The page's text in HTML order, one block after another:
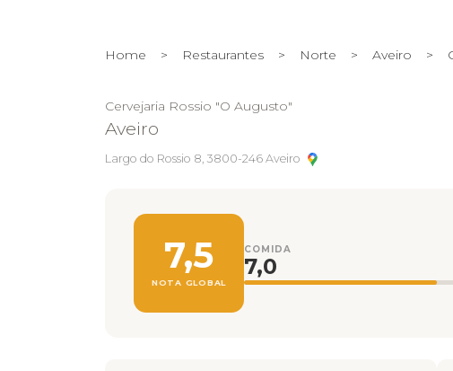
Home > Restaurantes > Norte > Aveiro >
Cervejaria Rossio "O Augusto"
Aveiro
Largo do Rossio 8, 3800-246 Aveiro
7,5
NOTA GLOBAL
COMIDA
7,0